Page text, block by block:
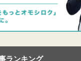
ランキング